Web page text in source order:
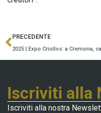
PRECEDENTE
Iscriviti alla
Iscriviti alla nostra